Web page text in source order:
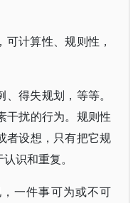
计算性、规则性，
得失规划，等等。
干扰的行为。规则性
者设想，只有把它规
识和重复。
一件事可为或不可